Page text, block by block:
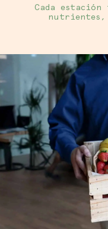
Cada
nutrientes,